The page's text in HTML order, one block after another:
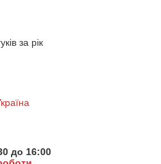
за рік
до 16:00